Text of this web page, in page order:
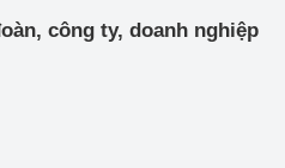
công ty, doanh nghiệp